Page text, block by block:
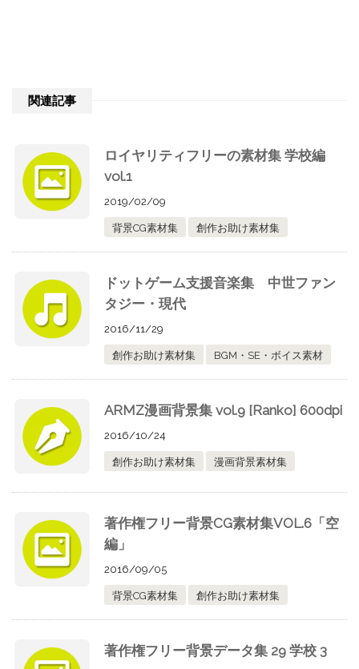
関連記事
ロイヤリティフリーの素材集 学校編
vol.1
2019/02/09
背景CG素材集 創作お助け素材集
ドットゲーム支援音楽集 中世ファン
タジー・現代
2016/11/29
創作お助け素材集 BGM・SE・ボイス素材
ARMZ漫画背景集 vol.9 [Ranko] 600dpi
2016/10/24
創作お助け素材集 漫画背景素材集
著作権フリー背景CG素材集VOL.6「空
編」
2016/09/05
背景CG素材集 創作お助け素材集
著作権フリー背景データ集 29 学校 3